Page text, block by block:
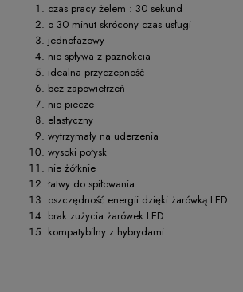
czas pracy żelem : 30 sekund
o 30 minut skrócony czas usługi
jednofazowy
nie spływa z paznokcia
idealna przyczepność
bez zapowietrzeń
nie piecze
elastyczny
wytrzymały na uderzenia
wysoki połysk
nie żółknie
łatwy do spiłowania
oszczędność energii dzięki żarówką LED
brak zużycia żarówek LED
kompatybilny z hybrydami